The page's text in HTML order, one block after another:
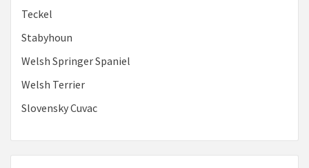
Teckel
Stabyhoun
Welsh Springer Spaniel
Welsh Terrier
Slovensky Cuvac